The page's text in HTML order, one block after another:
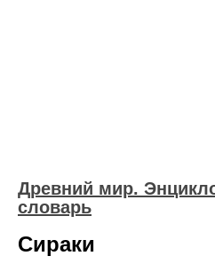
Древний мир.
словарь
Сираки